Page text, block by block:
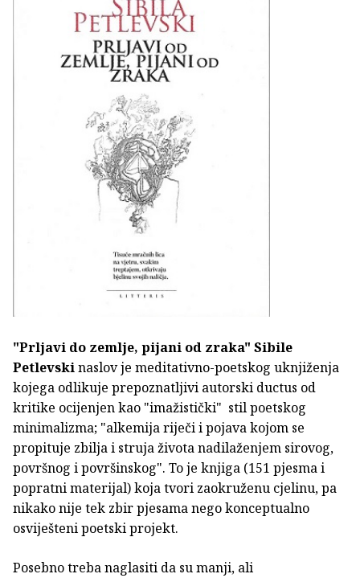
"Prljavi do zemlje, pijani od zraka" Sibile
Petlevskinaslov je meditativno-poetskog uknjiženja
kojega odlikuje prepoznatljivi autorski ductus od
kritike ocijenjen kao "imažistički" stil poetskog
minimalizma; "alkemija riječi i pojava kojom se
propituje zbilja i struja života nadilaženjem sirovog,
površnog i površinskog". To je knjiga (151 pjesma i
popratni materijal) koja tvori zaokruženu cjelinu, pa
nikako nije tek zbir pjesama nego konceptualno
osviješteni poetski projekt.
Posebno treba naglasiti da su manji, ali